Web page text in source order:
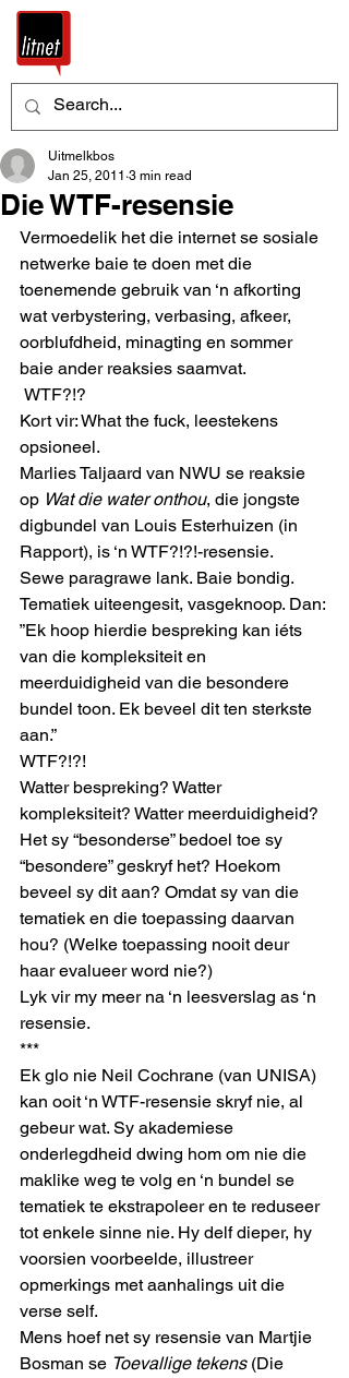
Die WTF-resensie
Uitmelkbos
Jan 25, 2011 3 min read
Vermoedelik het die internet se sosiale
netwerke baie te doen met die
toenemende gebruik van ‘n afkorting
wat verbystering, verbasing, afkeer,
oorblufdheid, minagting en sommer
baie ander reaksies saamvat.
WTF?!?
Kort vir: What the fuck, leestekens
opsioneel.
Marlies Taljaard van NWU se reaksie
op Wat die water onthou, die jongste
digbundel van Louis Esterhuizen (in
Rapport), is ‘n WTF?!?!-resensie.
Sewe paragrawe lank. Baie bondig.
Tematiek uiteengesit, vasgeknoop. Dan:
”Ek hoop hierdie bespreking kan iéts
van die kompleksiteit en
meerduidigheid van die besondere
bundel toon. Ek beveel dit ten sterkste
aan.”
WTF?!?!
Watter bespreking? Watter
kompleksiteit? Watter meerduidigheid?
Het sy “besonderse” bedoel toe sy
“besondere” geskryf het? Hoekom
beveel sy dit aan? Omdat sy van die
tematiek en die toepassing daarvan
hou? (Welke toepassing nooit deur
haar evalueer word nie?)
Lyk vir my meer na ‘n leesverslag as ‘n
resensie.
***
Ek glo nie Neil Cochrane (van UNISA)
kan ooit ‘n WTF-resensie skryf nie, al
gebeur wat. Sy akademiese
onderlegdheid dwing hom om nie die
maklike weg te volg en ‘n bundel se
tematiek te ekstrapoleer en te reduseer
tot enkele sinne nie. Hy delf dieper, hy
voorsien voorbeelde, illustreer
opmerkings met aanhalings uit die
verse self.
Mens hoef net sy resensie van Martjie
Bosman se Toevallige tekens (Die